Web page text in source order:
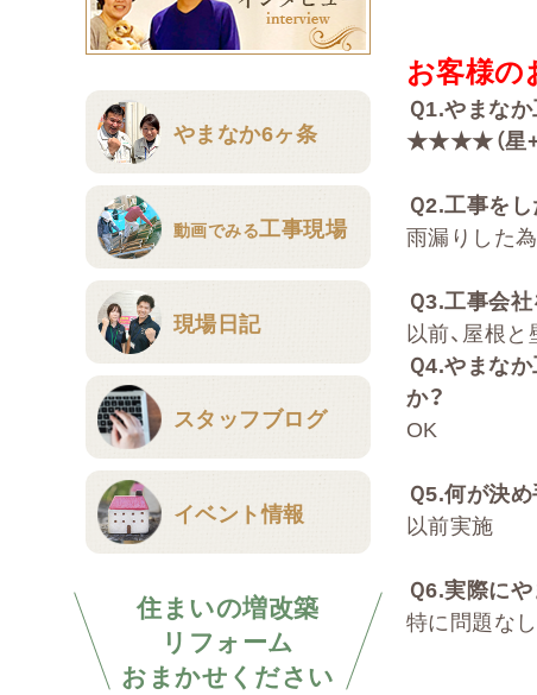
やまなか6ヶ条
動画でみる工事現場
現場日記
スタッフブログ
イベント情報
住まいの増改築
リフォーム
おまかせください
お客様の
Ｑ1.やまな
★★★★（星
Ｑ2.工事を
雨漏りした為
Ｑ3.工事会
以前、屋根
Ｑ4.やまな
か？
OK
Ｑ5.何が決
以前実施
Ｑ6.実際に
特に問題なし